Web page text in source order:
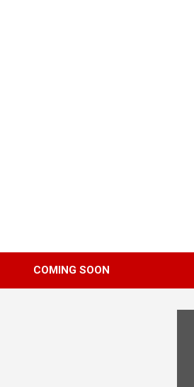
COMING SOON